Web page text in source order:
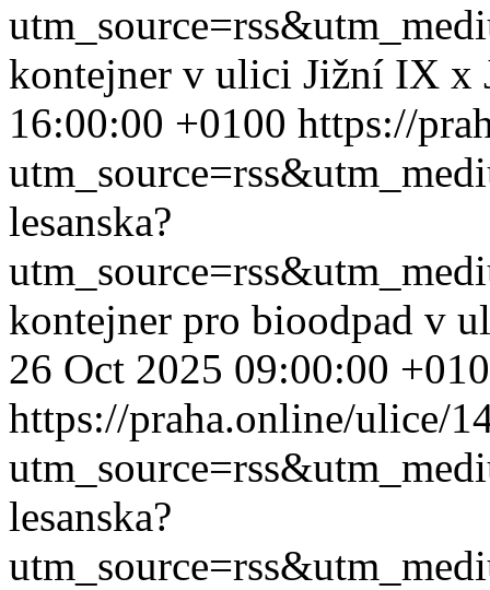
kontejner v ulici Jižní IX x
16:00:00 +0100 https://
lesanska?
kontejner pro bioodpad v
26 Oct 2025 09:00:00
https://praha.online/ulice/
lesanska?